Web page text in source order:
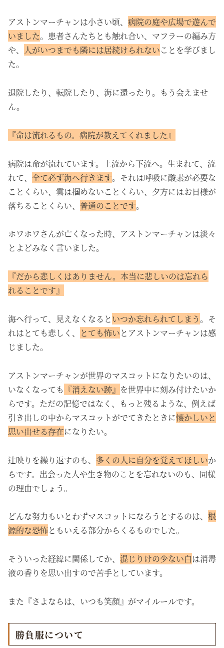
アストンマーチャンは小さい頃、 病院の庭や広場で遊んで
いました。患者さんたちとも触れ合い、マフラーの編み方
や、
人がいつまでも隣には居続けられないことを学びまし
た。
退院したり、転院したり、海に還ったり。もう会えませ
ん。
『命は流れるもの。病院が教えてくれました』
病院は命が流れています。上流から下流へ。生まれて、流
れて、 全て必ず海へ行きます。それは呼吸に酸素が必要な
ことくらい、雲は掴めないことくらい、夕方にはお日様が
落ちることくらい、 普通のことです。
ホワホワさんが亡くなった時、アストンマーチャンは淡々
とよどみなく言いました。
『だから悲しくはありません。本当に悲しいのは忘れら
れることです』
海へ行って、見えなくなるといつか忘れられてしまう。そ
れはとても悲しく、
とても怖いとアストンマーチャンは感
じました。
アストンマーチャンが世界のマスコットになりたいのは、
いなくなっても 『消えない跡』 を世界中に刻み付けたいか
らです。ただの記憶ではなく、もっと残るような、例えば
引き出しの中からマスコットがでてきたときに懐かしいと
思い出せる存在になりたい。
辻映りを繰り返すのも、 多くの人に自分を覚えてほしいか
らです。出会った人や生き物のことを忘れないのも、同様
の理由でしょう。
どんな努力もいとわずマスコットになろうとするのは、 根
源的な恐怖ともいえる部分からくるものでした。
そういった経緯に関係してか、 混じりけの少ない白は消毒
液の香りを思い出すので苦手としています。
また『さよならは、いつも笑顔』がマイルールです。
勝負服について